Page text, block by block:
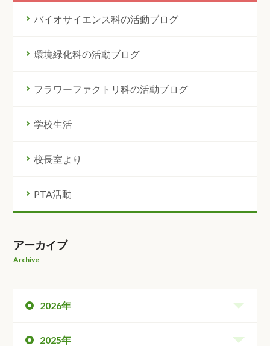
バイオサイエンス科の活動ブログ
環境緑化科の活動ブログ
フラワーファクトリ科の活動ブログ
学校生活
校長室より
PTA活動
アーカイブ
Archive
2026年
2025年